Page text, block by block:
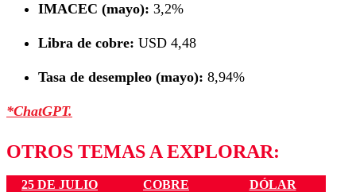
IMACEC (mayo): 3,2%
Libra de cobre: USD 4,48
Tasa de desempleo (mayo): 8,94%
*ChatGPT.
OTROS TEMAS A EXPLORAR:
25 DE JULIO COBRE
DÓLAR